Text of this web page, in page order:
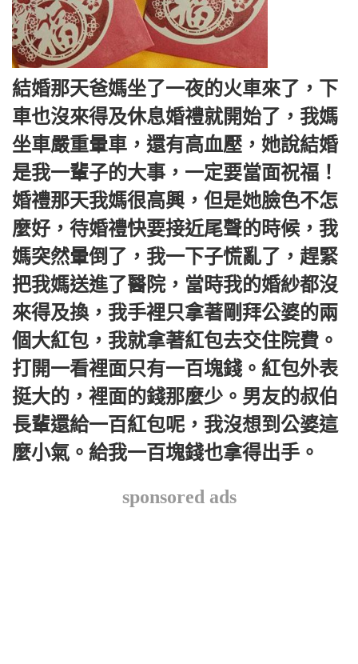
結婚那天爸媽坐了一夜的火車來了，下
車也沒來得及休息婚禮就開始了，我媽
坐車嚴重暈車，還有高血壓，她說結婚
是我一輩子的大事，一定要當面祝福！
婚禮那天我媽很高興，但是她臉色不怎
麼好，待婚禮快要接近尾聲的時候，我
媽突然暈倒了，我一下子慌亂了，趕緊
把我媽送進了醫院，當時我的婚紗都沒
來得及換，我手裡只拿著剛拜公婆的兩
個大紅包，我就拿著紅包去交住院費。
打開一看裡面只有一百塊錢。紅包外表
挺大的，裡面的錢那麼少。男友的叔伯
長輩還給一百紅包呢，我沒想到公婆這
麼小氣。給我一百塊錢也拿得出手。
sponsored ads